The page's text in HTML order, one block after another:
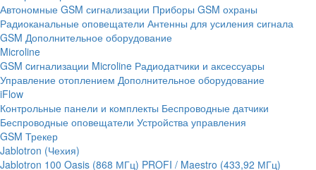
Автономные GSM сигнализации Приборы GSM охраны
Радиоканальные оповещатели Антенны для усиления сигнала
GSM Дополнительное оборудование
Microline
GSM cигнализации Microline Радиодатчики и аксессуары
Управление отоплением Дополнительное оборудование
iFlow
Контрольные панели и комплекты Беспроводные датчики
Беспроводные оповещатели Устройства управления
GSM Трекер
Jablotron (Чехия)
Jablotron 100 Oasis (868 МГц) PROFI / Maestro (433,92 МГц)